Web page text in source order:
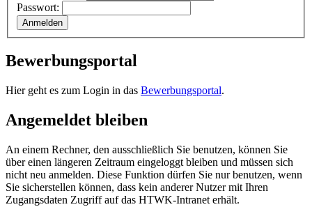
Passwort:
Bewerbungsportal
Hier geht es zum Login in das Bewerbungsportal.
Angemeldet bleiben
An einem Rechner, den ausschließlich Sie benutzen, können Sie
über einen längeren Zeitraum eingeloggt bleiben und müssen sich
nicht neu anmelden. Diese Funktion dürfen Sie nur benutzen, wenn
Sie sicherstellen können, dass kein anderer Nutzer mit Ihren
Zugangsdaten Zugriff auf das HTWK-Intranet erhält.